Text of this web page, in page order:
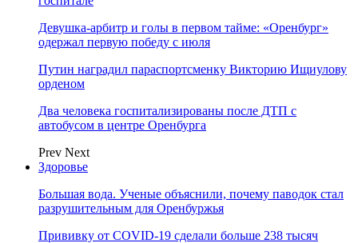
Девушка-арбитр и голы в первом тайме: «Оренбург»
одержал первую победу с июля
Путин наградил параспортсменку Викторию Ищиулову
орденом
Два человека госпитализированы после ДТП с
автобусом в центре Оренбурга
Prev Next
Здоровье
Большая вода. Ученые объяснили, почему паводок стал
разрушительным для Оренбуржья
Прививку от COVID-19 сделали больше 238 тысяч